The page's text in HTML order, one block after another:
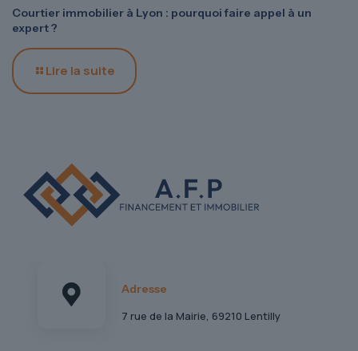
Courtier immobilier à Lyon : pourquoi faire appel à un
expert ?
Lire la suite
Adresse
7 rue de la Mairie, 69210 Lentilly